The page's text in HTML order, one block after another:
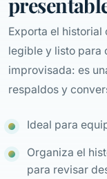
Exporta el historial
legible y listo para
improvisada: es
respaldos y
Ideal para
Organiza el
para revisar